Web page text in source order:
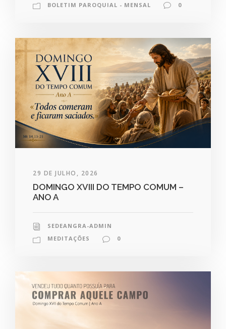
BOLETIM PAROQUIAL - MENSAL
0
29 DE JULHO, 2026
DOMINGO XVIII DO TEMPO COMUM –
ANO A
SEDEANGRA-ADMIN
MEDITAÇÕES
0